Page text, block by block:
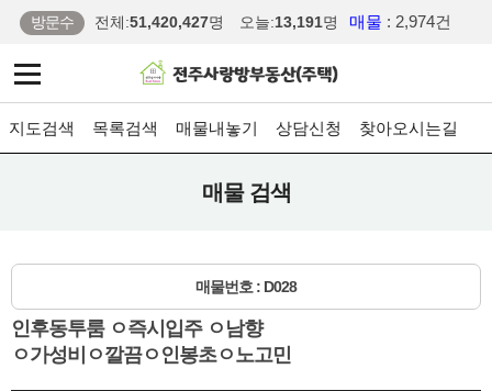
방문수 전체:51,420,427명 오늘:13,191명 매물 : 2,974건
지도검색 목록검색 매물내놓기 상담신청 찾아오시는길
매물 검색
매물번호 : D028
인후동투룸 ㅇ즉시입주 ㅇ남향
ㅇ가성비ㅇ깔끔ㅇ인봉초ㅇ노고민